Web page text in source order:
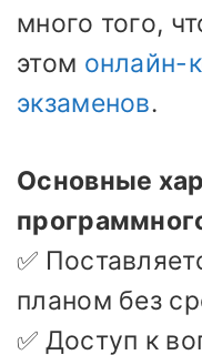
много того,
этом онлайн-
экзаменов.
Основные
✅
планом без
✅ Доступ к